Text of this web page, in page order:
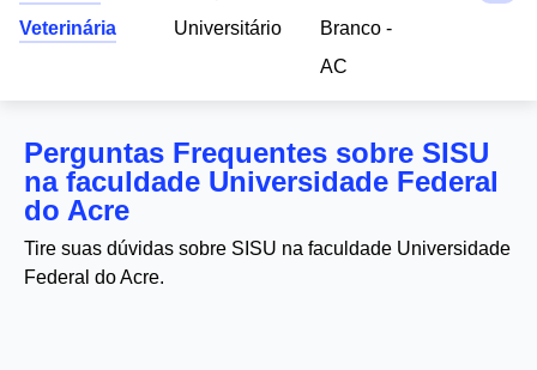
Veterinária
Universitário
Branco -
AC
Perguntas Frequentes sobre SISU
na faculdade Universidade Federal
do Acre
Tire suas dúvidas sobre SISU na faculdade Universidade
Federal do Acre.